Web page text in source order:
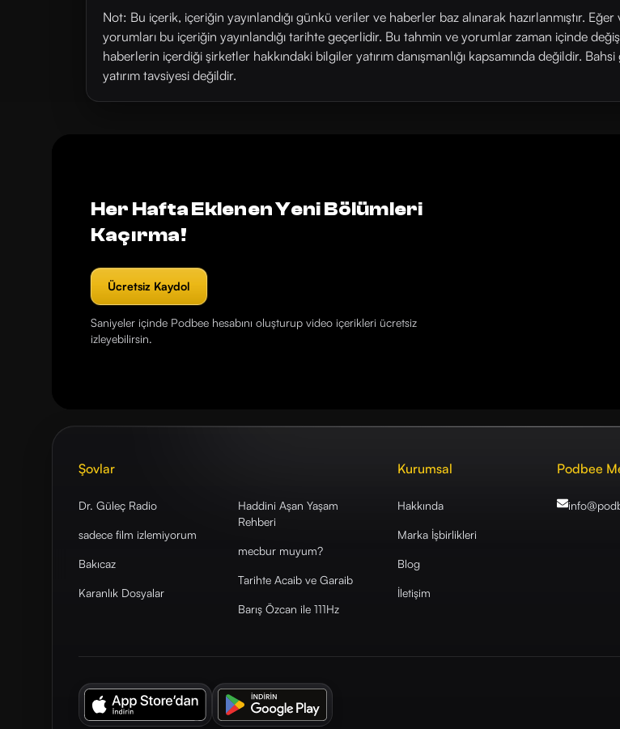
Not: Bu içerik, içeriğin yayınlandığı günkü veriler ve haberler baz alınarak hazırlanmıştır.
yorumları bu içeriğin yayınlandığı tarihte geçerlidir. Bu tahmin ve yorumlar zaman içinde
haberlerin içerdiği şirketler hakkındaki bilgiler yatırım danışmanlığı kapsamında değildir.
yatırım tavsiyesi değildir.
Her Hafta Eklenen Yeni Bölümleri
Kaçırma!
Ücretsiz Kaydol
Saniyeler içinde Podbee hesabını oluşturup video içerikleri ücretsiz
izleyebilirsin.
Şovlar
Dr. Güleç Radio
sadece film izlemiyorum
Bakıcaz
Karanlık Dosyalar
Haddini Aşan Yaşam
Rehberi
mecbur muyum?
Tarihte Acaib ve Garaib
Barış Özcan ile 111Hz
Kurumsal
Hakkında
Marka İşbirlikleri
Blog
İletişim
Podbee